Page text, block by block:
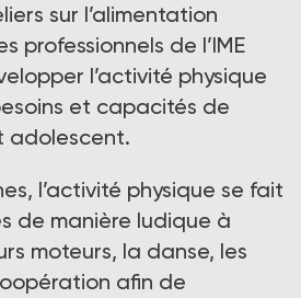
sur l’alimentation
professionnels de l’IME
l’activité physique
et capacités de
adolescent.
l’activité physique se fait
de manière ludique à
moteurs, la danse, les
afin de